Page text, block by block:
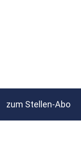
zum Stellen-Abo